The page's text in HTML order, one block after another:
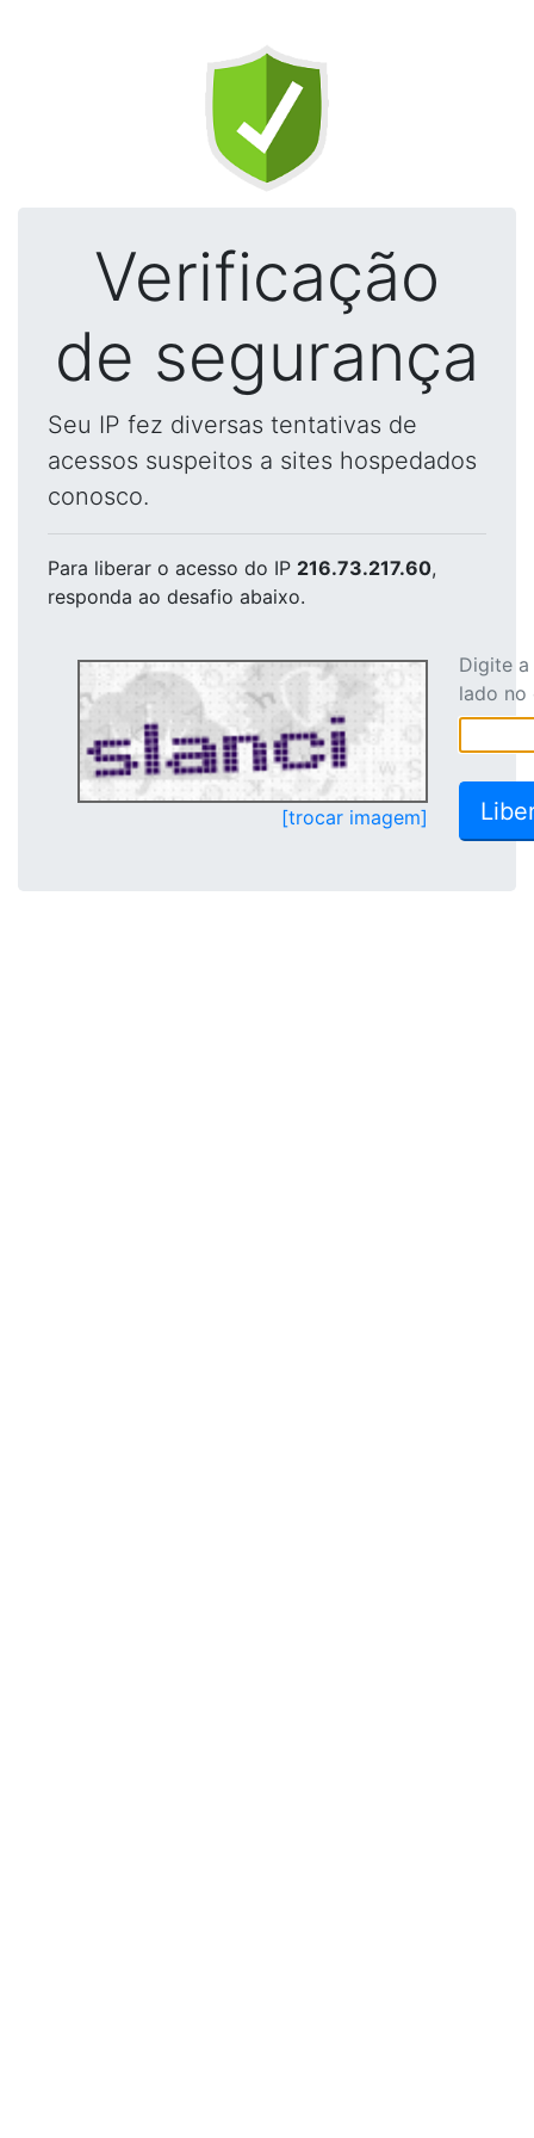
Verificação
de segurança
Seu IP fez diversas tentativas de
acessos suspeitos a sites hospedados
conosco.
Para liberar o acesso do IP 216.73.217.60,
responda ao desafio abaixo.
[trocar imagem]
Digite
lado no